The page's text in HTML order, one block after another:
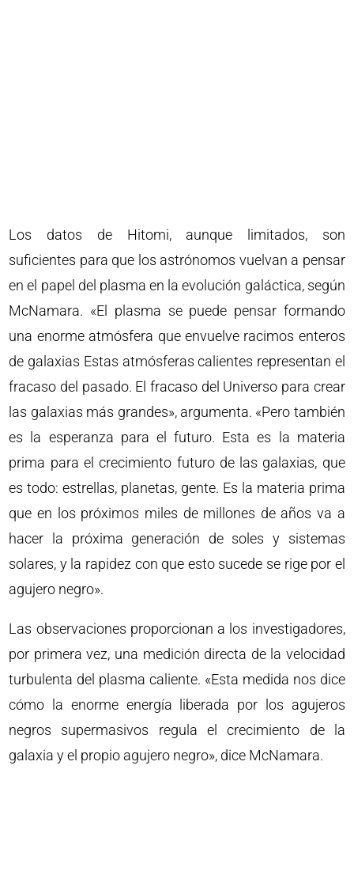
Los datos de Hitomi, aunque limitados, son
suficientes para que los astrónomos vuelvan a pensar
en el papel del plasma en la evolución galáctica, según
McNamara. «El plasma se puede pensar formando
una enorme atmósfera que envuelve racimos enteros
de galaxias Estas atmósferas calientes representan el
fracaso del pasado. El fracaso del Universo para crear
las galaxias más grandes», argumenta. «Pero también
es la esperanza para el futuro. Esta es la materia
prima para el crecimiento futuro de las galaxias, que
es todo: estrellas, planetas, gente. Es la materia prima
que en los próximos miles de millones de años va a
hacer la próxima generación de soles y sistemas
solares, y la rapidez con que esto sucede se rige por el
agujero negro».
Las observaciones proporcionan a los investigadores,
por primera vez, una medición directa de la velocidad
turbulenta del plasma caliente. «Esta medida nos dice
cómo la enorme energía liberada por los agujeros
negros supermasivos regula el crecimiento de la
galaxia y el propio agujero negro», dice McNamara.